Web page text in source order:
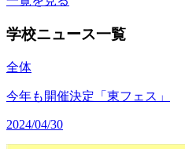
学校ニュース一覧
全体
今年も開催決定「東フェス」
2024/04/30